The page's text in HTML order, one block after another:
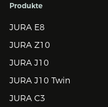
Produkte
JURA E8
JURA Z10
JURA J10
JURA J10 Twin
JURA C3